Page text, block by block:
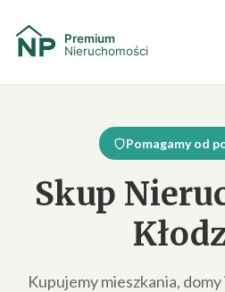
Pomagamy od
Skup
Kupujemy mieszkania,